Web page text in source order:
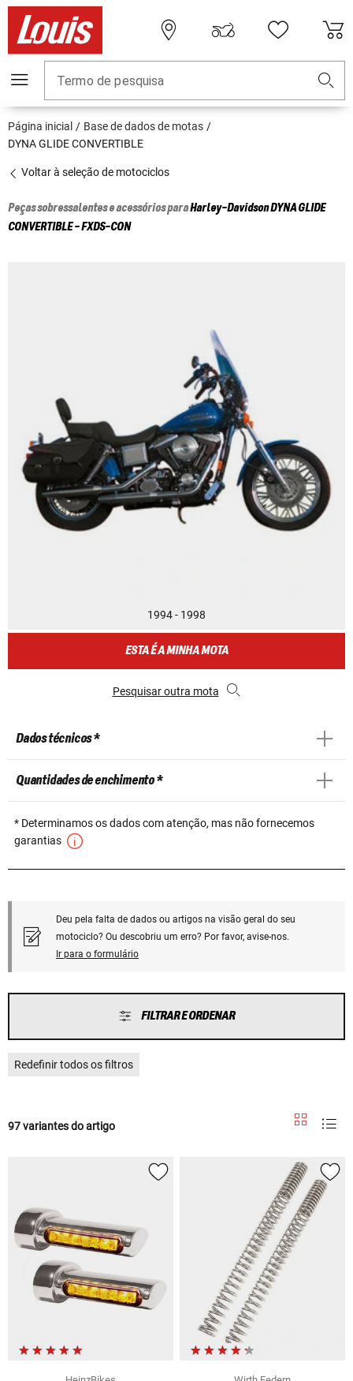
Termo de pesquisa
Página inicial
Base de dados de motas
DYNA GLIDE CONVERTIBLE
Voltar à seleção de motociclos
Peças sobressalentes e acessórios paraHarley-DavidsonDYNA GLIDE
CONVERTIBLE - FXDS-CON
1994 - 1998
ESTA É A MINHA MOTA
Pesquisar outra mota
Dados técnicos *
Quantidades de enchimento *
* Determinamos os dados com atenção, mas não fornecemos
garantias
Deu pela falta de dados ou artigos na visão geral do seu
motociclo? Ou descobriu um erro? Por favor, avise-nos.
Ir para o formulário
FILTRAR E ORDENAR
Redefinir todos os filtros
97 variantes do artigo